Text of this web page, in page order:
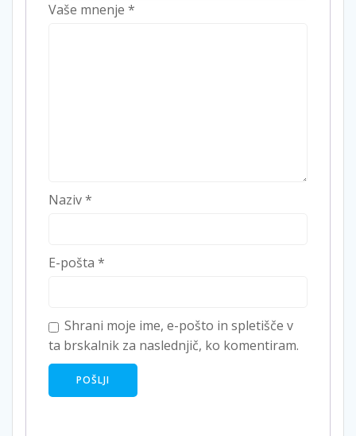
Vaše mnenje *
Naziv*
E-pošta *
Shrani moje ime, e-pošto in spletišče v
ta brskalnik za naslednjič, ko komentiram.